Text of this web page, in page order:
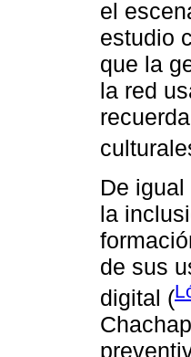
el
estudio
que la
la red
De
la
de sus
digital (